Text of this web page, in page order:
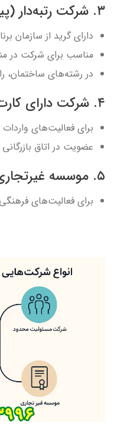
۳. شرکت رتبه‌دار (پیمانکاری یا مشاور)
دارای گرید از سازمان
مناسب برای شرکت در
در رشته‌های ساختمان،
۴. شرکت دارای کارت بازرگانی
برای فعالیت‌های
عضویت در اتاق بازرگانی
۵. موسسه غیرتجاری
برای فعالیت‌های